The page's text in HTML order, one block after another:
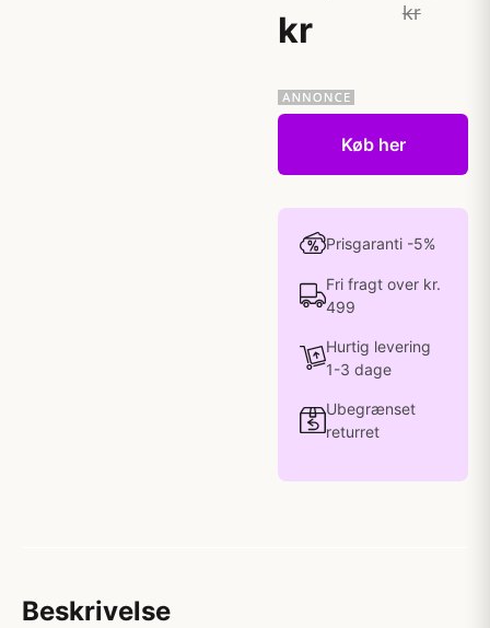
kr
kr
Køb her
Prisgaranti -5%
Fri fragt over kr.
499
Hurtig levering
1-3 dage
Ubegrænset
returret
Beskrivelse